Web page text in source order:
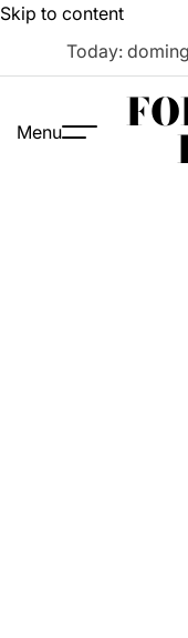
Skip to content
Today:
Menu